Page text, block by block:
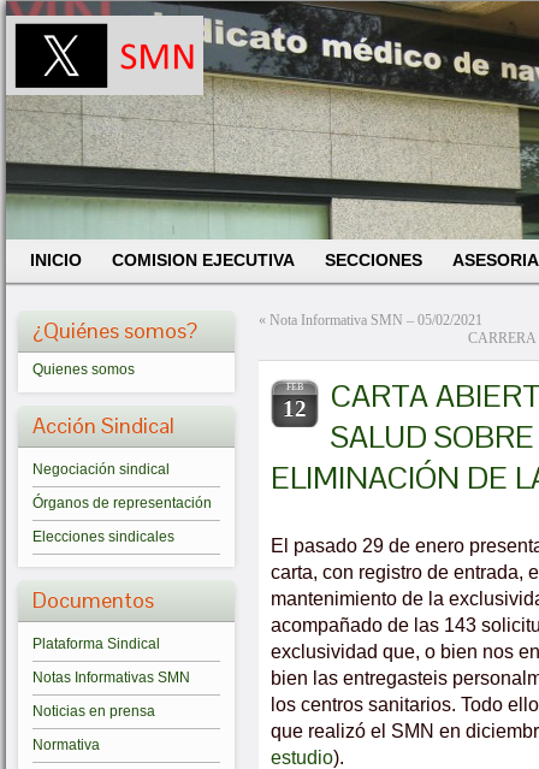
INICIO COMISION EJECUTIVA SECCIONES
¿Quiénes somos?
Quienes somos
Acción Sindical
Negociación sindical
Órganos de representación
Elecciones sindicales
Documentos
Plataforma Sindical
Notas Informativas SMN
Noticias en prensa
Normativa
« Nota Informativa SMN – 05/02/2021
FEB
12
CARTA
SALUD
ELIMINACIÓN DE
El pasado 29 de enero
carta, con registro de entrada,
mantenimiento de la
acompañado de las 143
exclusividad que, o bien nos
bien las entregasteis
los centros sanitarios. Todo
que realizó el SMN en
estudio).